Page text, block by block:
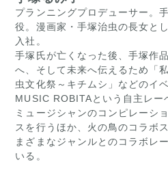
プランニングプロデューサー。
役。漫画家・手塚治虫の長女と
入社。
手塚氏が亡くなった後、手塚作
へ、そして未来へ伝えるため「
虫文化祭～キチムシ」などのイ
MUSIC ROBITAという自主レー
ミュージシャンのコンピレーシ
スを行うほか、火の鳥のコラボ
まざまなジャンルとのコラボレ
いる。